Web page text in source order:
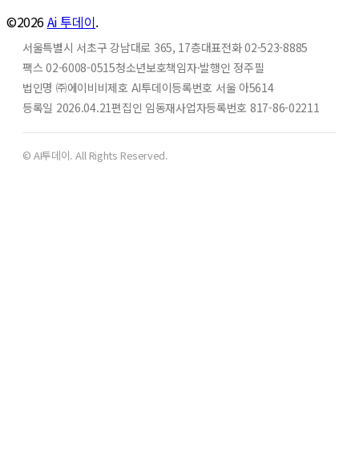
©2026Ai 투데이.
서울특별시 서초구 강남대로 365, 17층대표전화 02-523-8885
팩스 02-6008-0515청소년보호책임자·발행인 정주필
법인명 ㈜에이비비제호 AI투데이등록번호 서울 아5614
등록일 2026.04.21편집인 임동재사업자등록번호 817-86-02211
© AI투데이. All Rights Reserved.